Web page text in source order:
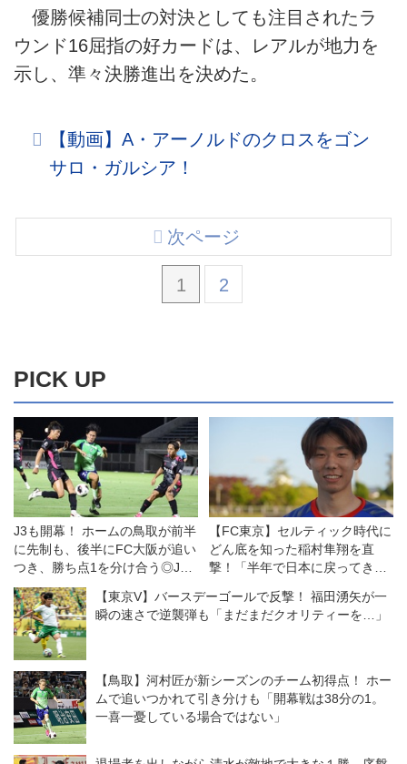
優勝候補同士の対決としても注目されたラ
ウンド16屈指の好カードは、レアルが地力を
示し、準々決勝進出を決めた。
【動画】A・アーノルドのクロスをゴン
サロ・ガルシア！
1 2
次ページ
PICK UP
J3も開幕！ ホームの鳥取が前半
に先制も、後半にFC大阪が追い
つき、勝ち点1を分け合う◎J3
開幕戦
【FC東京】セルティック時代に
どん底を知った稲村隼翔を直
撃！「半年で日本に戻ってきて
飛ぶためにここで頑張りたい」
【東京V】バースデーゴールで反撃！ 福田湧矢が一
瞬の速さで逆襲弾も「まだまだクオリティーを…」
【鳥取】河村匠が新シーズンのチーム初得点！ ホー
ムで追いつかれて引き分けも「開幕戦は38分の1。
一喜一憂している場合ではない」